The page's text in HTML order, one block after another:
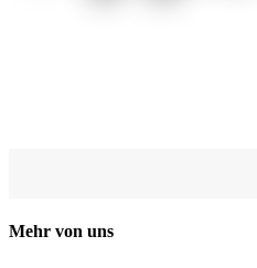
Mehr von uns